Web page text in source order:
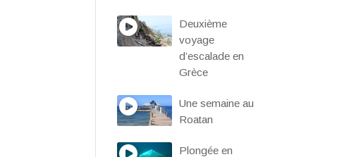
Deuxième
voyage
d’escalade en
Grèce
Une semaine au
Roatan
Plongée en